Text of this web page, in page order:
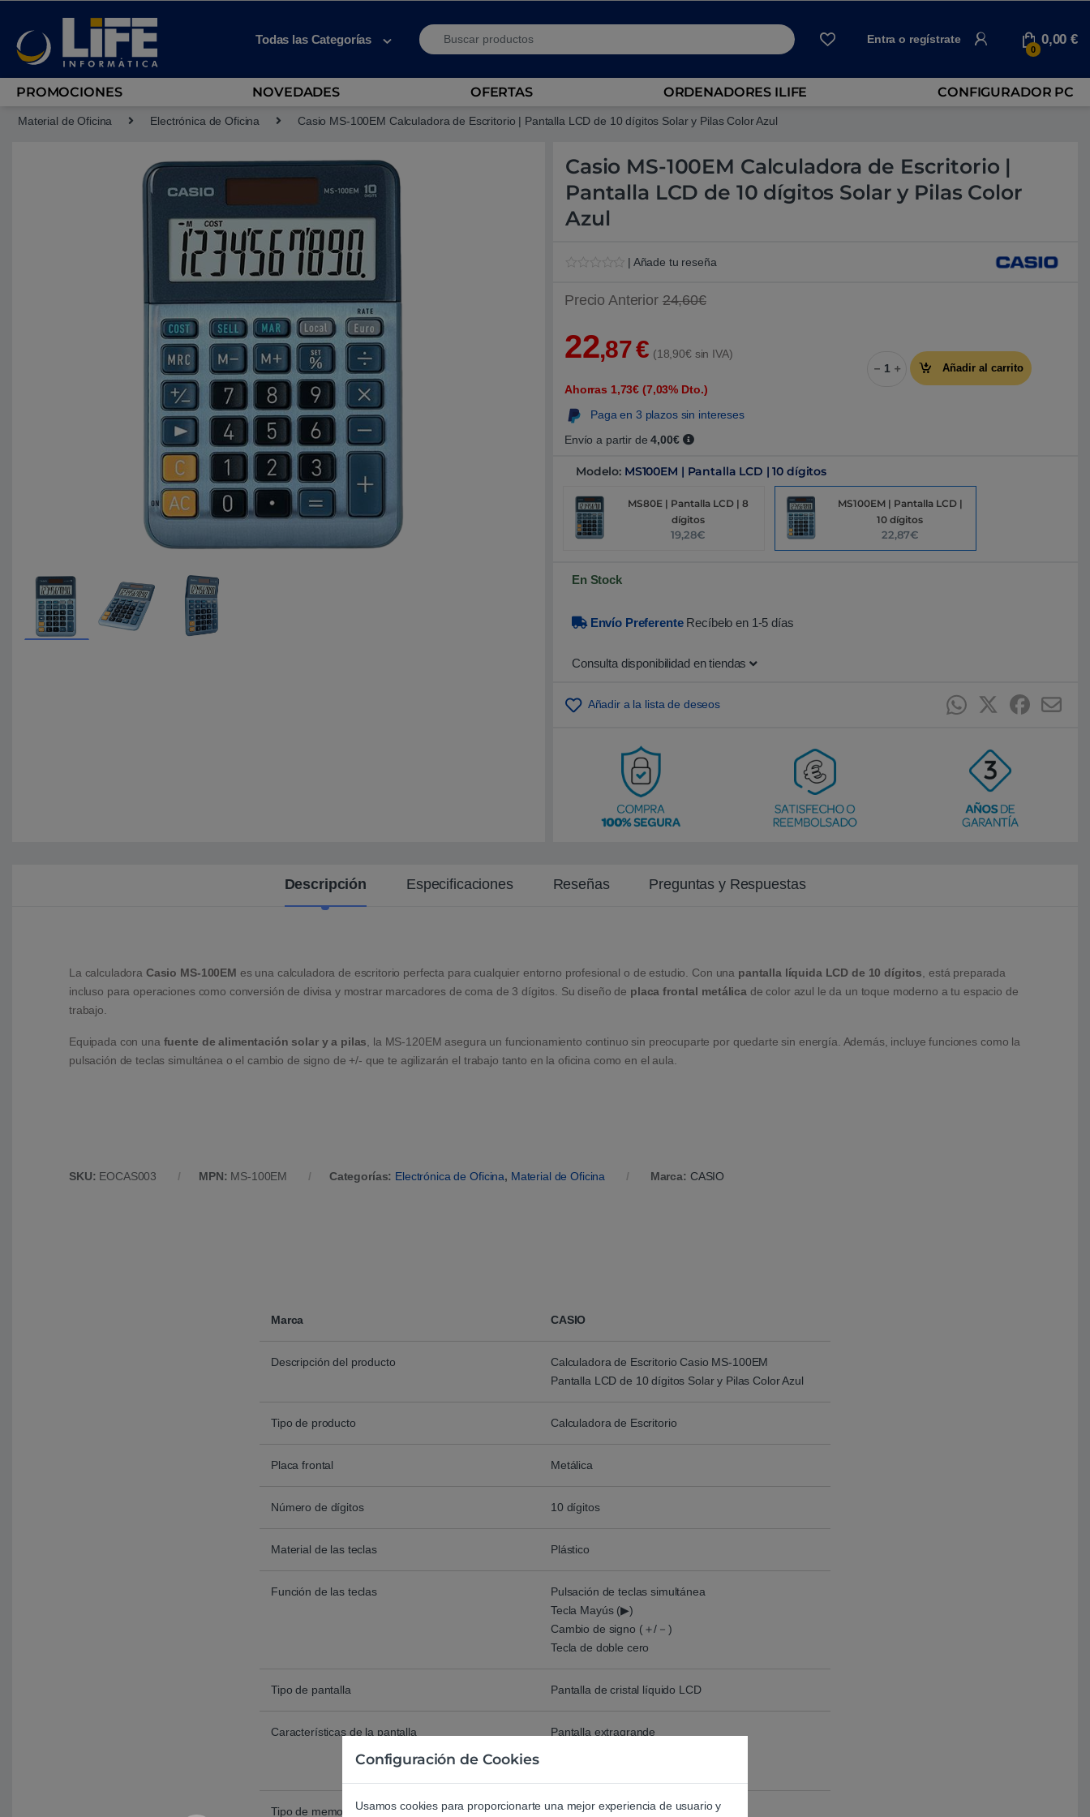
Todas las Categorías
Search for:
Entra o regístrate
0
0,00€
PROMOCIONES NOVEDADES OFERTAS ORDENADORES ILIFE CONFIGURADOR PC
Material de Oficina Electrónica de Oficina Casio MS-100EM Calculadora de Escritorio | Pantalla LCD de 10 dígitos Solar y Pilas Color Azul
Casio MS-100EM Calculadora de Escritorio |
Pantalla LCD de 10 dígitos Solar y Pilas Color
Azul
l
a
d
o
0
s
b
e
c
| Añade tu reseña
Precio Anterior 24,60€
22,87€ (18,90€ sin IVA)
Ahorras 1,73€ (7,03% Dto.)
Paga en 3 plazos sin intereses
Envío a partir de4,00€
Casio MS-100EM Calculadora de
Añadir al carrito
Modelo: MS100EM | Pantalla LCD | 10 dígitos
MS80E | Pantalla LCD | 8
dígitos
19,28€
MS100EM | Pantalla LCD |
10 dígitos
22,87€
En Stock
Envío Preferente Recíbelo en 1-5 días
Consulta disponibilidad en tiendas
Añadir a la lista de deseos
Descripción Especificaciones Reseñas Preguntas y Respuestas
La calculadora Casio MS-100EM es una calculadora de escritorio perfecta para cualquier entorno profesional o de estudio. Con una pantalla líquida LCD de 10 dígitos , está preparada
incluso para operaciones como conversión de divisa y mostrar marcadores de coma de 3 dígitos. Su diseño de placa frontal metálica de color azul le da un toque moderno a tu espacio de
trabajo.
Equipada con una fuente de alimentación solar y a pilas , la MS-120EM asegura un funcionamiento continuo sin preocuparte por quedarte sin energía. Además, incluye funciones como la
pulsación de teclas simultánea o el cambio de signo de +/- que te agilizarán el trabajo tanto en la oficina como en el aula.
SKU: EOCAS003 MPN: MS-100EM Categorías: Electrónica de Oficina, Material de Oficina Marca: CASIO
Marca CASIO
Descripción del producto
Calculadora de Escritorio Casio MS-100EM
Pantalla LCD de 10 dígitos Solar y Pilas Color Azul
Tipo de producto Calculadora de Escritorio
Placa frontal Metálica
Número de dígitos 10 dígitos
Material de las teclas Plástico
Función de las teclas
Pulsación de teclas simultánea
Tecla Mayús (▶)
Cambio de signo (＋/－)
Tecla de doble cero
Tipo de pantalla Pantalla de cristal líquido LCD
Características de la pantalla
Pantalla extragrande
Tipo de memoria Independiente
Configuración de Cookies
Usamos cookies para proporcionarte una mejor experiencia de usuario y